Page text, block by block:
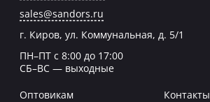
sales@sandors.ru
г. Киров, ул. Коммунальная, д. 5/1
ПН–ПТ с 8:00 до 17:00
СБ–ВС — выходные
Оптовикам
Контакты